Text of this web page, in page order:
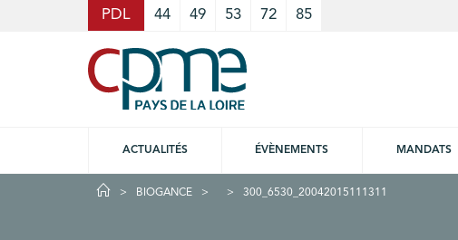
PDL 44 49 53 72 85
ACTUALITÉS ÉVÈNEMENTS MANDATS
BIOGANCE 300_6530_20042015111311
Cookies management panel